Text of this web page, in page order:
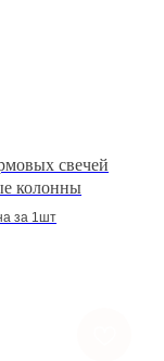
свечей
колонны
за 1шт